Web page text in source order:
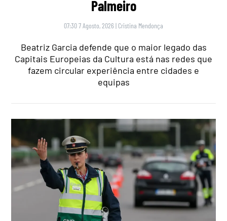
Palmeiro
07:30 7 Agosto, 2026 | Cristina Mendonça
Beatriz Garcia defende que o maior legado das
Capitais Europeias da Cultura está nas redes que
fazem circular experiência entre cidades e
equipas